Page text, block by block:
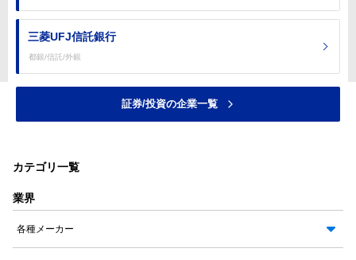
三菱UFJ信託銀行
都銀/信託/外銀
証券/投資の企業一覧
カテゴリ一覧
業界
各種メーカー